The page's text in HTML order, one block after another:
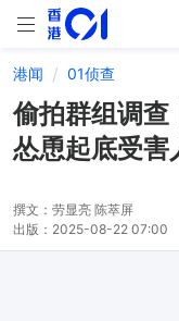
港闻 01侦查
偷拍群组调
怂恿起底受
撰文： 劳显亮 陈萃屏
出版： 2025-08-22 07:00